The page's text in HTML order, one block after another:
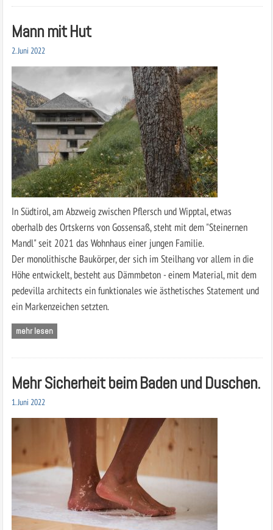
Mann mit Hut
2. Juni 2022
In Südtirol, am Abzweig zwischen Pflersch und Wipptal, etwas
oberhalb des Ortskerns von Gossensaß, steht mit dem "Steinernen
Mandl" seit 2021 das Wohnhaus einer jungen Familie.
Der monolithische Baukörper, der sich im Steilhang vor allem in die
Höhe entwickelt, besteht aus Dämmbeton - einem Material, mit dem
pedevilla architects ein funktionales wie ästhetisches Statement und
ein Markenzeichen setzten.
mehr lesen
Mehr Sicherheit beim Baden und Duschen.
1. Juni 2022